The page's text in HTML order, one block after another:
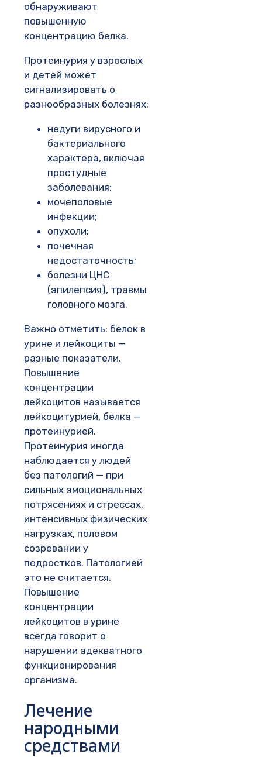
обнаруживают
повышенную
концентрацию белка.
Протеинурия у взрослых
и детей может
сигнализировать о
разнообразных болезнях:
недуги вирусного и
бактериального
характера, включая
простудные
заболевания;
мочеполовые
инфекции;
опухоли;
почечная
недостаточность;
болезни ЦНС
(эпилепсия), травмы
головного мозга.
Важно отметить: белок в
урине и лейкоциты —
разные показатели.
Повышение
концентрации
лейкоцитов называется
лейкоцитурией, белка —
протеинурией.
Протеинурия иногда
наблюдается у людей
без патологий — при
сильных эмоциональных
потрясениях и стрессах,
интенсивных физических
нагрузках, половом
созревании у
подростков. Патологией
это не считается.
Повышение
концентрации
лейкоцитов в урине
всегда говорит о
нарушении адекватного
функционирования
организма.
Лечение
народными
средствами